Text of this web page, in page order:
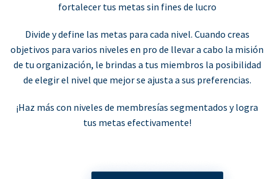
fortalecer tus metas sin fines de lucro
Divide y define las metas para cada nivel. Cuando creas
objetivos para varios niveles en pro de llevar a cabo la misión
de tu organización, le brindas a tus miembros la posibilidad
de elegir el nivel que mejor se ajusta a sus preferencias.
¡Haz más con niveles de membresías segmentados y logra
tus metas efectivamente!